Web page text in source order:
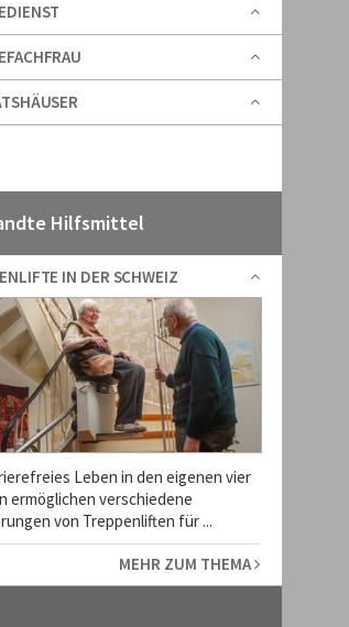
Hilfsmittel
IN DER SCHWEIZ
Leben in den eigenen vier
ermöglichen verschiedene
von Treppenliften für ...
MEHR ZUM THEMA